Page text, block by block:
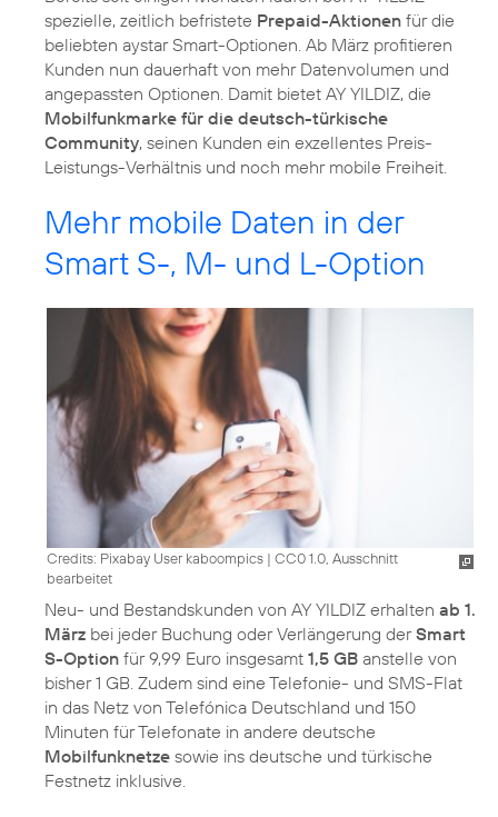
spezielle, zeitlich befristete Prepaid-Aktionen für die
beliebten aystar Smart-Optionen. Ab März profitieren
Kunden nun dauerhaft von mehr Datenvolumen und
angepassten Optionen. Damit bietet AY YILDIZ, die
Mobilfunkmarke für die deutsch-türkische
Community, seinen Kunden ein exzellentes Preis-
Leistungs-Verhältnis und noch mehr mobile Freiheit.
Mehr mobile Daten in der
Smart S-, M- und L-Option
Credits: Pixabay User kaboompics | CC0 1.0, Ausschnitt
bearbeitet
Neu- und Bestandskunden von AY YILDIZ erhalten ab 1.
März bei jeder Buchung oder Verlängerung derSmart
S-Option für 9,99 Euro insgesamt 1,5 GB anstelle von
bisher 1 GB. Zudem sind eine Telefonie- und SMS-Flat
in das Netz von Telefónica Deutschland und 150
Minuten für Telefonate in andere deutsche
Mobilfunknetze sowie ins deutsche und türkische
Festnetz inklusive.